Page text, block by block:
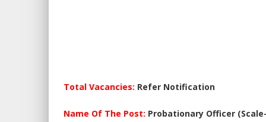
Total Vacancies: Refer Notification
Name Of The Post: Probationary Officer